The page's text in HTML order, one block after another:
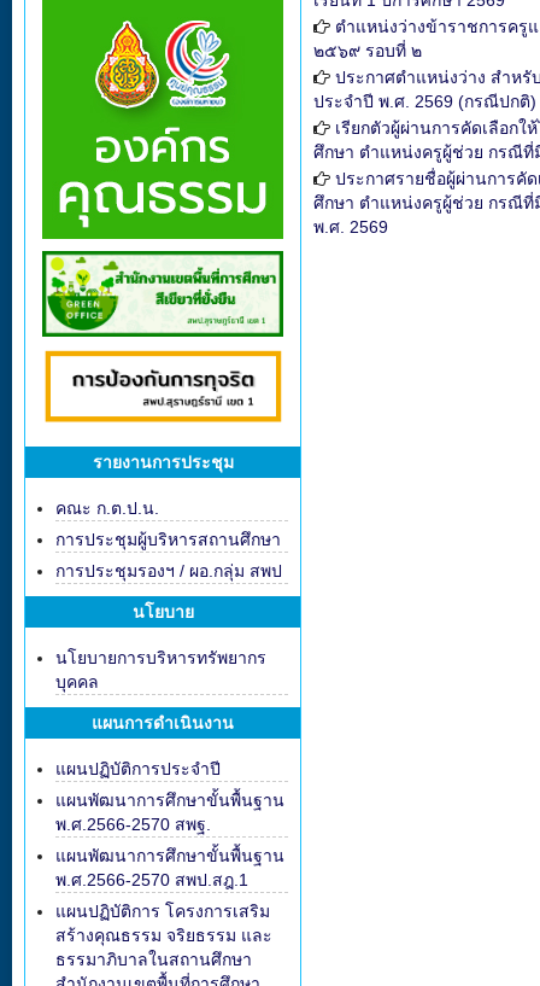
รายงานการประชุม
คณะ ก.ต.ป.น.
การประชุมผู้บริหารสถานศึกษา
การประชุมรองฯ / ผอ.กลุ่ม สพป
นโยบาย
นโยบายการบริหารทรัพยากร
บุคคล
แผนการดำเนินงาน
แผนปฏิบัติการประจำปี
แผนพัฒนาการศึกษาขั้นพื้นฐาน
พ.ศ.2566-2570 สพฐ.
แผนพัฒนาการศึกษาขั้นพื้นฐาน
พ.ศ.2566-2570 สพป.สฎ.1
แผนปฏิบัติการ โครงการเสริม
สร้างคุณธรรม จริยธรรม และ
ธรรมาภิบาลในสถานศึกษา
ตำแหน่งว่างข้าราชการครู
๒๕๖๙ รอบที่ ๒
ประกาศตำแหน่งว่าง สำห
ประจำปี พ.ศ. 2569 (กรณีปกติ)
เรียกตัวผู้ผ่านการคัดเลือก
ศึกษา ตำแหน่งครูผู้ช่วย กรณีที่
ประกาศรายชื่อผู้ผ่านการคั
ศึกษา ตำแหน่งครูผู้ช่วย กรณีที่
พ.ศ. 2569